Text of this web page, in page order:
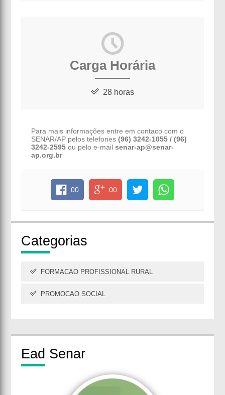
Carga Horária
28 horas
Para mais informações entre em contaco com o
SENAR/AP pelos telefones(96) 3242-1055 / (96)
3242-2595 ou pelo e-mailsenar-ap@senar-
ap.org.br
00 00
Categorias
FORMACAO PROFISSIONAL RURAL
PROMOCAO SOCIAL
Ead Senar